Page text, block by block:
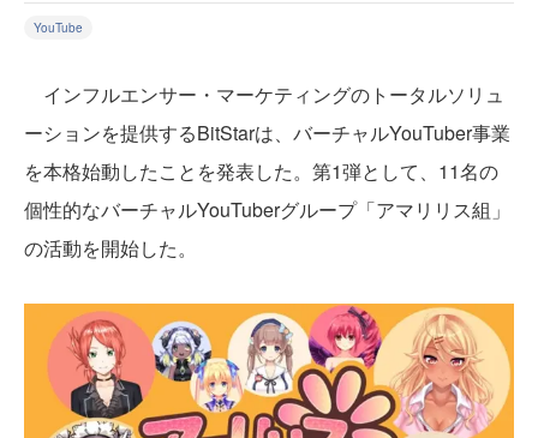
YouTube
インフルエンサー・マーケティングのトータルソリュ
ーションを提供するBitStarは、バーチャルYouTuber事業
を本格始動したことを発表した。第1弾として、11名の
個性的なバーチャルYouTuberグループ「アマリリス組」
の活動を開始した。